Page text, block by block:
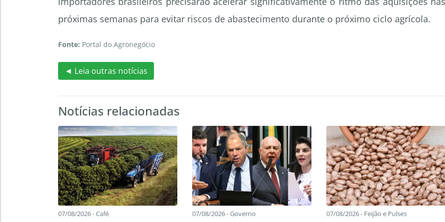
próximas semanas para evitar riscos de abastecimento durante o próximo ciclo agrícola.
Fonte: Portal do Agronegócio
◄ Leia outras notícias
Notícias relacionadas
07/08/2026 - Café 07/08/2026 - Governo 07/08/2026 - Feijão e Pulses